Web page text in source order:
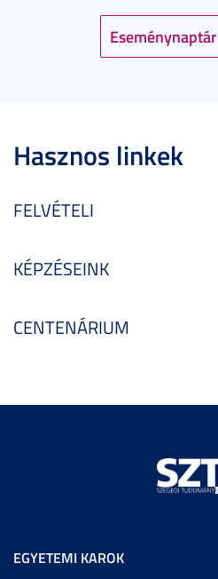
Eseménynaptár
Hasznos linkek
FELVÉTELI
KÉPZÉSEINK
CENTENÁRIUM
EGYETEMI KAROK